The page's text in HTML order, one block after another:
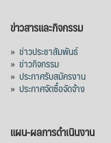
ข่าวสารและกิจกรรม
» ข่าวประชาสัมพันธ์
» ข่าวกิจกรรม
» ประกาศรับสมัครงาน
» ประกาศจัดซื้อจัดจ้าง
แผน-ผลการดำเนินงาน